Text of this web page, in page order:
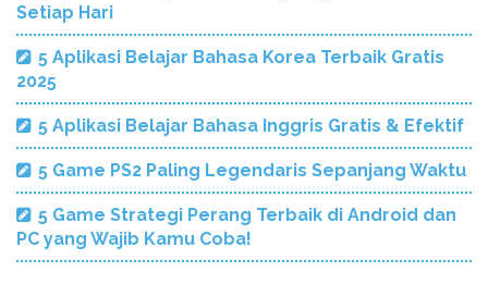
Setiap Hari
5 Aplikasi Belajar Bahasa Korea Terbaik Gratis
2025
5 Aplikasi Belajar Bahasa Inggris Gratis & Efektif
5 Game PS2 Paling Legendaris Sepanjang Waktu
5 Game Strategi Perang Terbaik di Android dan
PC yang Wajib Kamu Coba!